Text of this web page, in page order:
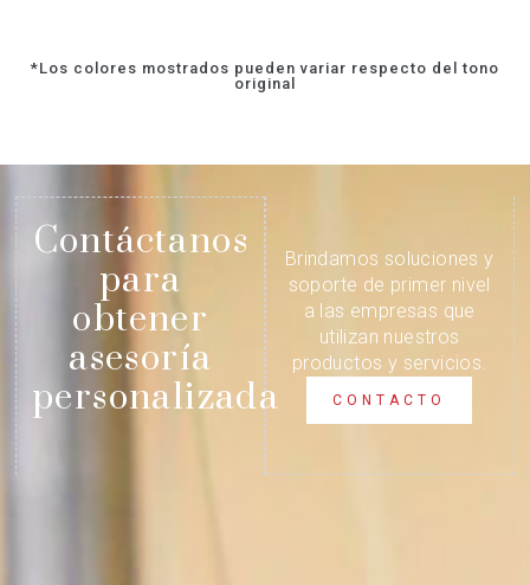
*Los colores mostrados pueden variar respecto del tono
original
Contáctanos
para
obtener
asesoría
personalizada
Brindamos soluciones y
soporte de primer nivel
a las empresas que
utilizan nuestros
productos y servicios.
CONTACTO